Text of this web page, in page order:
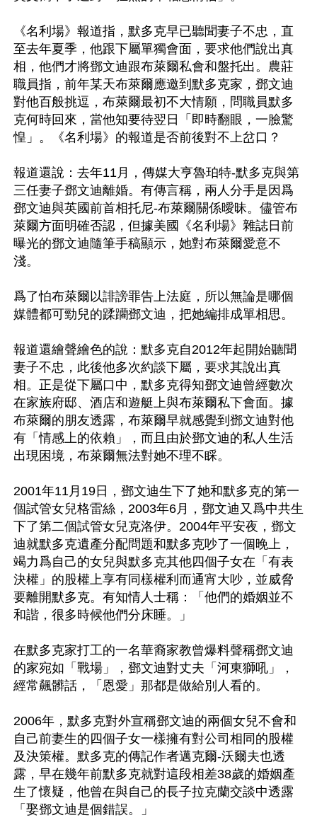
《名利場》報道指，默多克早已聽聞妻子不忠，直
至去年夏季，他跟下屬單獨會面，要求他們說出真
相，他們才將鄧文迪跟布萊爾私會和盤托出。農莊
職員指，前年某天布萊爾應邀到默多克家，鄧文迪
對他百般挑逗，布萊爾最初不大情願，問職員默多
克何時回來，當他知要待翌日「即時翻眼，一臉驚
惶」。《名利場》的報道是否前後對不上岔口？
報道還說：去年11月，傳媒大亨魯珀特-默多克與第
三任妻子鄧文迪離婚。有傳言稱，兩人分手是因爲
鄧文迪與英國前首相托尼-布萊爾關係曖昧。儘管布
萊爾方面明確否認，但據美國《名利場》雜誌日前
曝光的鄧文迪隨筆手稿顯示，她對布萊爾愛意不
淺。
爲了怕布萊爾以誹謗罪告上法庭，所以無論是哪個
媒體都可勁兒的蹂躪鄧文迪，把她編排成單相思。
報道還繪聲繪色的說：默多克自2012年起開始聽聞
妻子不忠，此後他多次約談下屬，要求其說出真
相。正是從下屬口中，默多克得知鄧文迪曾經數次
在家族府邸、酒店和遊艇上與布萊爾私下會面。據
布萊爾的朋友透露，布萊爾早就感覺到鄧文迪對他
有「情感上的依賴」，而且由於鄧文迪的私人生活
出現困境，布萊爾無法對她不理不睬。
2001年11月19日，鄧文迪生下了她和默多克的第一
個試管女兒格雷絲，2003年6月，鄧文迪又爲中共生
下了第二個試管女兒克洛伊。2004年平安夜，鄧文
迪就默多克遺產分配問題和默多克吵了一個晚上，
竭力爲自己的女兒與默多克其他四個子女在「有表
決權」的股權上享有同樣權利而通宵大吵，並威脅
要離開默多克。有知情人士稱：「他們的婚姻並不
和諧，很多時候他們分床睡。」
在默多克家打工的一名華裔家教曾爆料聲稱鄧文迪
的家宛如「戰場」，鄧文迪對丈夫「河東獅吼」，
經常飆髒話，「恩愛」那都是做給別人看的。
2006年，默多克對外宣稱鄧文迪的兩個女兒不會和
自己前妻生的四個子女一樣擁有對公司相同的股權
及決策權。默多克的傳記作者邁克爾-沃爾夫也透
露，早在幾年前默多克就對這段相差38歲的婚姻產
生了懷疑，他曾在與自己的長子拉克蘭交談中透露
「娶鄧文迪是個錯誤。」